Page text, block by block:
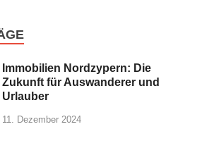
Immobilien Nordzypern: Die
Zukunft für Auswanderer und
Urlauber
11. Dezember 2024